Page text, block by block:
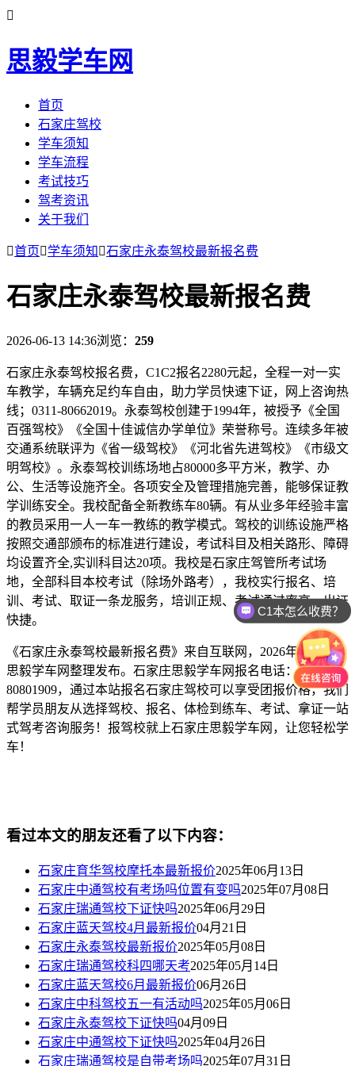

思毅学车网
首页
石家庄驾校
学车须知
学车流程
考试技巧
驾考资讯
关于我们
首页学车须知 石家庄永泰驾校最新报名费
石家庄永泰驾校最新报名费
2026-06-13 14:36浏览： 259
石家庄永泰驾校报名费，C1C2报名2280元起，全程一对一实
车教学，车辆充足约车自由，助力学员快速下证，网上咨询热
线；0311-80662019。永泰驾校创建于1994年，被授予《全国
百强驾校》《全国十佳诚信办学单位》荣誉称号。连续多年被
交通系统联评为《省一级驾校》《河北省先进驾校》《市级文
明驾校》。永泰驾校训练场地占80000多平方米，教学、办
公、生活等设施齐全。各项安全及管理措施完善，能够保证教
学训练安全。我校配备全新教练车80辆。有从业多年经验丰富
的教员采用一人一车一教练的教学模式。驾校的训练设施严格
按照交通部颁布的标准进行建设，考试科目及相关路形、障碍
均设置齐全,实训科目达20项。我校是石家庄驾管所考试场
地，全部科目本校考试（除场外路考），我校实行报名、培
训、考试、取证一条龙服务，培训正规、考试通过率高、出证
快捷。
《石家庄永泰驾校最新报名费》来自互联网，2026年6月13日
思毅学车网整理发布。石家庄思毅学车网报名电话：0311-
80801909，通过本站报名石家庄驾校可以享受团报价格，我们
帮学员朋友从选择驾校、报名、体检到练车、考试、拿证一站
式驾考咨询服务！报驾校就上石家庄思毅学车网，让您轻松学
车！
看过本文的朋友还看了以下内容：
石家庄育华驾校摩托本最新报价2025年06月13日
石家庄中通驾校有考场吗位置有变吗2025年07月08日
石家庄瑞通驾校下证快吗2025年06月29日
石家庄蓝天驾校4月最新报价04月21日
石家庄永泰驾校最新报价2025年05月08日
石家庄瑞通驾校科四哪天考2025年05月14日
石家庄蓝天驾校6月最新报价06月26日
石家庄中科驾校五一有活动吗2025年05月06日
石家庄永泰驾校下证快吗04月09日
石家庄中通驾校下证快吗2025年04月26日
石家庄瑞通驾校是自带考场吗2025年07月31日
C1本怎么收费？